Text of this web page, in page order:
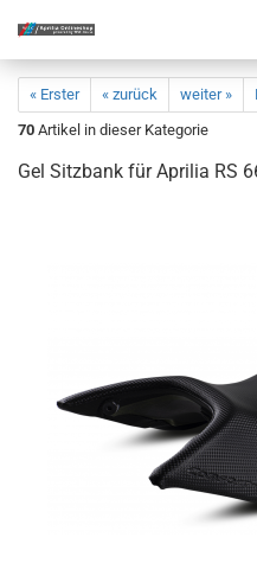
« Erster « zurück weiter »
70 Artikel in dieser Kategorie
Gel Sitzbank für Aprilia RS